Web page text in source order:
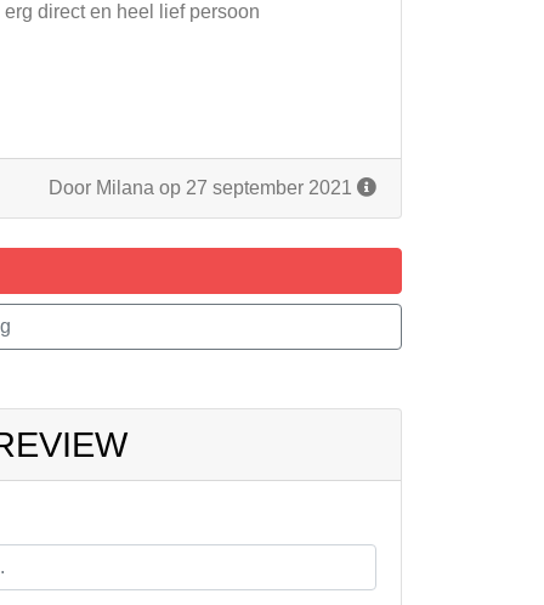
direct en heel lief persoon
Door Milana op 27 september 2021